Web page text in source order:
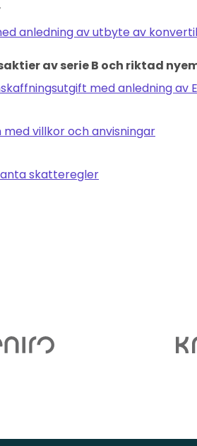
anledning av utbyte av
av serie B och riktad
med anledning av
villkor och anvisningar
skatteregler